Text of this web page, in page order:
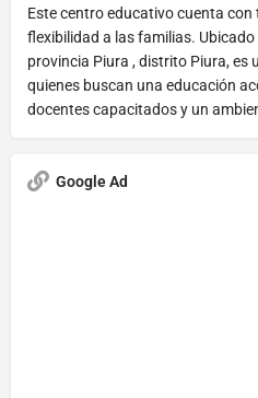
Este centro educativo cuenta
flexibilidad a las familias.
provincia Piura , distrito Piura, es
quienes buscan una educación
docentes capacitados y un
Google Ad